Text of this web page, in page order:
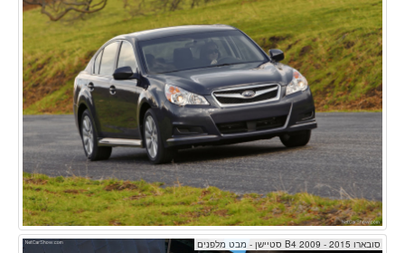
סובארו B4 2009 - 2015 סטיישן - מבט מלפנים